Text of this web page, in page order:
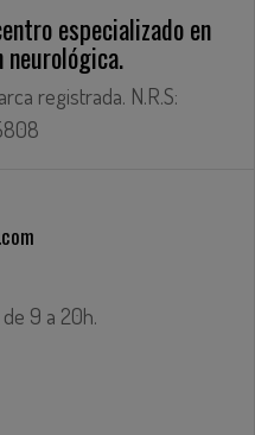
especializado en
registrada. N.R.S:
9 a 20h.